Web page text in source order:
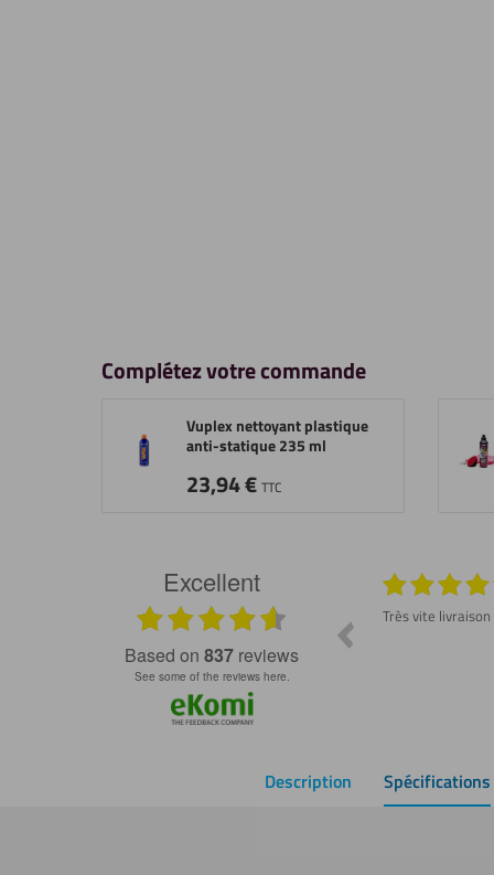
Complétez votre commande
Vuplex nettoyant plastique
anti-statique 235 ml
23,94€ TTC
Excellent
based on 837 reviews
see some of the reviews here.
Produit conforme et délai rapide ! Dommage
de ne pas avoir trouvé ce site plus tôt 😇
Très vite livraison
Description Spécifications